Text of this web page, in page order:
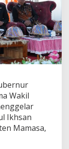
Wakil
Ikhsan
Mamasa,